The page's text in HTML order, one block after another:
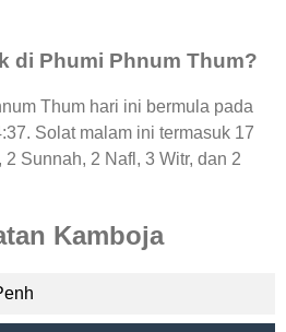
di Phumi Phnum Thum?
Thum hari ini bermula pada
Solat malam ini termasuk 17
Sunnah, 2 Nafl, 3 Witr, dan 2
Kamboja